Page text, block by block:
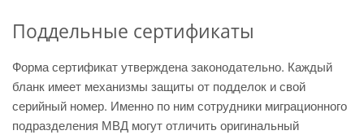
Поддельные сертификаты
Форма сертификат утверждена законодательно. Каждый
бланк имеет механизмы защиты от подделок и свой
серийный номер. Именно по ним сотрудники миграционного
подразделения МВД могут отличить оригинальный